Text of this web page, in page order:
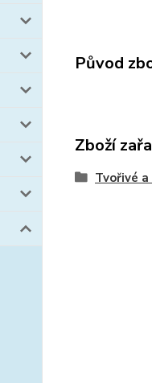
Původ
Zboží
Tvořivé